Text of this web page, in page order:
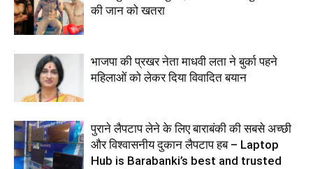
की जान को खतरा
भाजपा की प्रखर नेता माधवी लता ने बुर्का पहने
महिलाओं को लेकर दिया विवादित बयान
पुराने लैपटाप लेने के लिए बाराबंकी की सबसे अच्छी
और विश्वासनीय दुकान लैपटाप हब – Laptop
Hub is Barabanki’s best and trusted